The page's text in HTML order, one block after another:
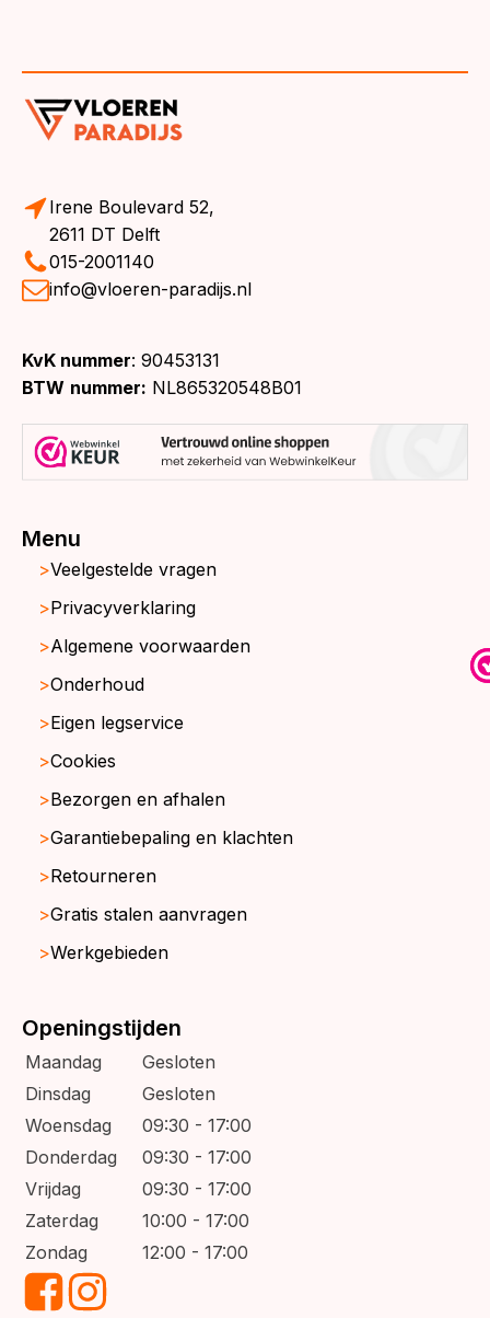
Irene Boulevard 52,
2611 DT Delft
015-2001140
info@vloeren-paradijs.nl
KvK nummer: 90453131
BTW nummer: NL865320548B01
Menu
Veelgestelde vragen
Privacyverklaring
Algemene voorwaarden
Onderhoud
Eigen legservice
Cookies
Bezorgen en afhalen
Garantiebepaling en klachten
Retourneren
Gratis stalen aanvragen
Werkgebieden
Openingstijden
Maandag
Gesloten
Dinsdag
Gesloten
Woensdag
09:30 - 17:00
Donderdag
09:30 - 17:00
Vrijdag
09:30 - 17:00
Zaterdag
10:00 - 17:00
Zondag
12:00 - 17:00